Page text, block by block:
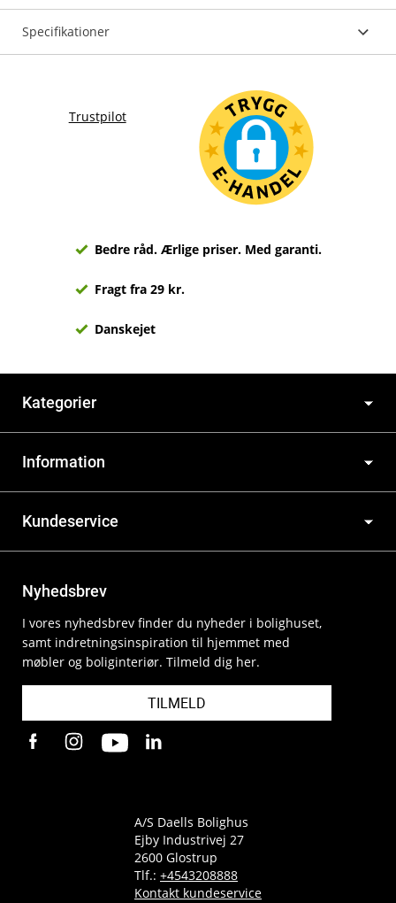
Specifikationer
Trustpilot
Bedre råd. Ærlige priser. Med garanti.
Fragt fra 29 kr.
Danskejet
Kategorier
Information
Kundeservice
Nyhedsbrev
I vores nyhedsbrev finder du nyheder i bolighuset,
samt indretningsinspiration til hjemmet med
møbler og boliginteriør. Tilmeld dig her.
TILMELD
A/S Daells Bolighus
Ejby Industrivej 27
2600 Glostrup
Tlf.: +4543208888
Kontakt kundeservice